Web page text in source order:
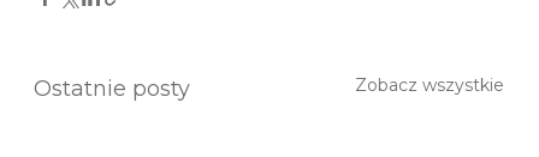
Ostatnie posty Zobacz wszystkie